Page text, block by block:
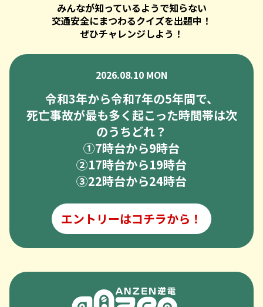
みんなが知っているようで知らない
交通安全にまつわるクイズを出題中！
ぜひチャレンジしよう！
2026.08.10 MON
令和3年から令和7年の5年間で、
死亡事故が最も多く起こった時間帯は次
のうちどれ？
➀7時台から9時台
②17時台から19時台
③22時台から24時台
エントリーはコチラから！